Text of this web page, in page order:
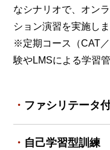
なシナリオで、オン
ション演習を実施しま
※定期コース（CAT
験やLMSによる学習
ファシリテータ
自己学習型訓練